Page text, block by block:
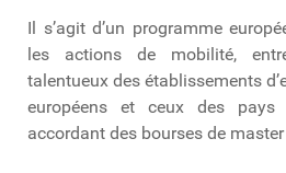
Il s’agit d’un programme
les actions de mobilité,
talentueux des établissements
européens et ceux des
accordant des bourses de